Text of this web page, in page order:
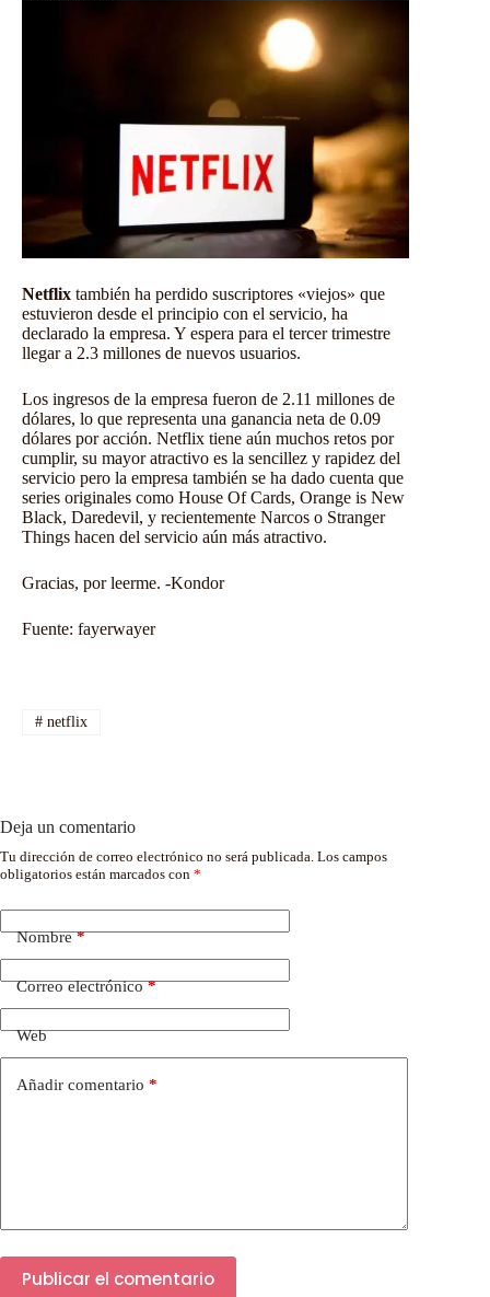
Netflix también ha perdido suscriptores «viejos» que
estuvieron desde el principio con el servicio, ha
declarado la empresa. Y espera para el tercer trimestre
llegar a 2.3 millones de nuevos usuarios.
Los ingresos de la empresa fueron de 2.11 millones de
dólares, lo que representa una ganancia neta de 0.09
dólares por acción. Netflix tiene aún muchos retos por
cumplir, su mayor atractivo es la sencillez y rapidez del
servicio pero la empresa también se ha dado cuenta que
series originales como House Of Cards, Orange is New
Black, Daredevil, y recientemente Narcos o Stranger
Things hacen del servicio aún más atractivo.
Gracias, por leerme. -Kondor
Fuente: fayerwayer
#netflix
Deja un comentario
Tu dirección de correo electrónico no será publicada. Los campos
obligatorios están marcados con *
Nombre*
Correo electrónico*
Web
Añadir comentario *
Publicar el comentario